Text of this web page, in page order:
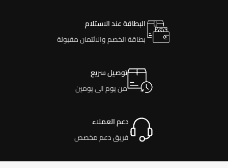
البطاقة عند الاستلام
بطاقة الخصم والائتمان مقبولة
توصيل سريع
من يوم الى يومين
دعم العملاء
فريق دعم مخصص